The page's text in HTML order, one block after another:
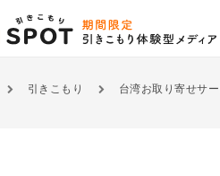
引きこもり 台湾お取り寄せサ